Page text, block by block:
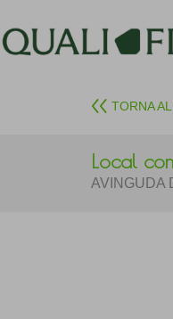
TORNA
Local
AVINGUDA